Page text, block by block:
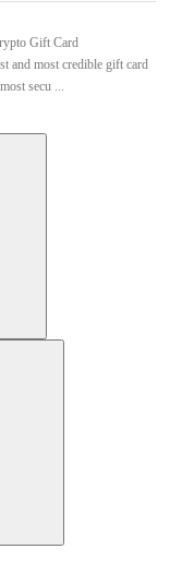
Gift Card
and most credible gift card
secu ...